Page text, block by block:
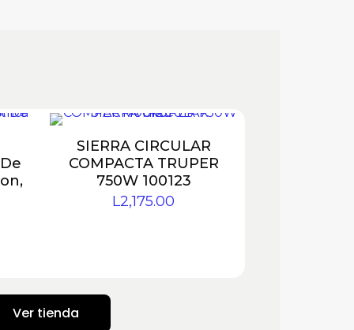
SIERRA CIRCULAR
COMPACTA TRUPER
750W 100123
L2,175.00
Ver tienda